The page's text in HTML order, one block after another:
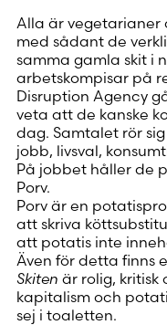
Alla är vegetarianer
med sådant de
samma gamla skit i
arbetskompisar på
Disruption Agency
veta att de kanske
dag. Samtalet rör
jobb, livsval,
På jobbet håller de
Porv.
Porv är en
att skriva
att potatis inte
Även för detta finns
Skiten är rolig, kritisk
kapitalism och
sej i toaletten.